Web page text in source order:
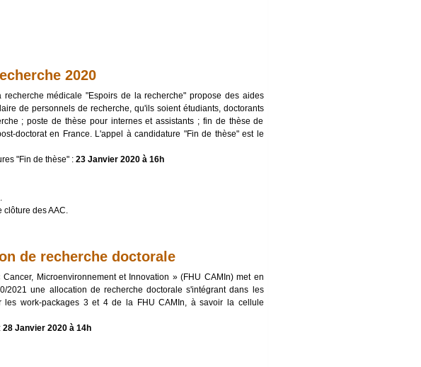
2020
médicale "Espoirs de la recherche" propose des aides
de personnels de recherche, qu'ils soient étudiants, doctorants
; poste de thèse pour internes et assistants ; fin de thèse de
doctorat en France. L'appel à candidature "Fin de thèse" est le
"Fin de thèse" : 23 Janvier 2020 à 16h
clôture des AAC.
de recherche doctorale
Microenvironnement et Innovation » (FHU CAMIn) met en
2021 une allocation de recherche doctorale s'intégrant dans les
les work-packages 3 et 4 de la FHU CAMIn, à savoir la cellule
28 Janvier 2020 à 14h